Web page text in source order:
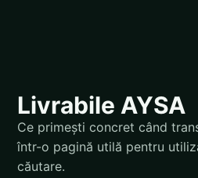
Livrabile AYSA
Ce primești concret când
într-o pagină utilă pentru
căutare.